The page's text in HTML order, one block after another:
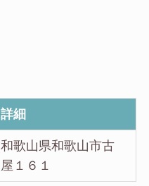
詳細
和歌山県和歌山市古
屋１６１